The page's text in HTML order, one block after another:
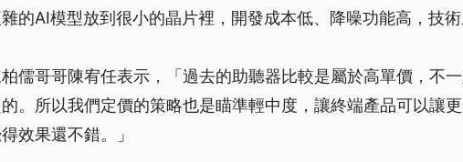
的AI模型放到很小的晶片裡，開發成本低、降噪功能高，技術
柏儒哥哥陳宥任表示，「過去的助聽器比較是屬於高單價，不
。所以我們定價的策略也是瞄準輕中度，讓終端產品可以讓
效果還不錯。」